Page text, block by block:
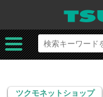
ツクモネットショップ
ツクモネットショップ